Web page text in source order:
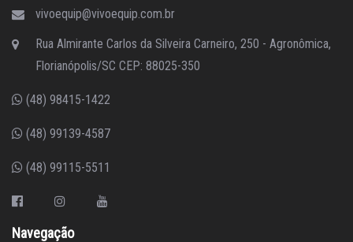
vivoequip@vivoequip.com.br
Rua Almirante Carlos da Silveira Carneiro, 250 - Agronômica,
Florianópolis/SC CEP: 88025-350
(48) 98415-1422
(48) 99139-4587
(48) 99115-5511
Navegação